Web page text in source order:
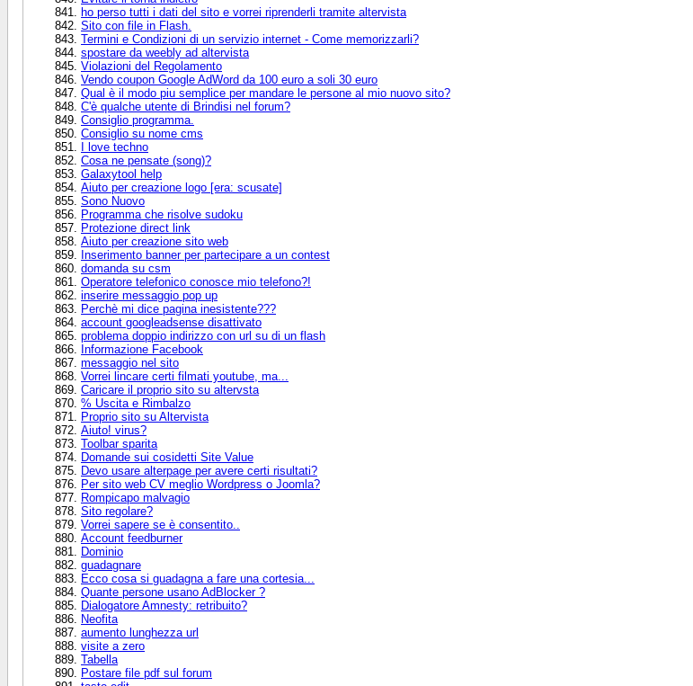
ho perso tutti i dati del sito e vorrei riprenderli tramite altervista
Sito con file in Flash.
Termini e Condizioni di un servizio internet - Come memorizzarli?
spostare da weebly ad altervista
Violazioni del Regolamento
Vendo coupon Google AdWord da 100 euro a soli 30 euro
Qual è il modo piu semplice per mandare le persone al mio nuovo sito?
C'è qualche utente di Brindisi nel forum?
Consiglio programma.
Consiglio su nome cms
I love techno
Cosa ne pensate (song)?
Galaxytool help
Aiuto per creazione logo [era: scusate]
Sono Nuovo
Programma che risolve sudoku
Protezione direct link
Aiuto per creazione sito web
Inserimento banner per partecipare a un contest
domanda su csm
Operatore telefonico conosce mio telefono?!
inserire messaggio pop up
Perchè mi dice pagina inesistente???
account googleadsense disattivato
problema doppio indirizzo con url su di un flash
Informazione Facebook
messaggio nel sito
Vorrei lincare certi filmati youtube, ma...
Caricare il proprio sito su altervsta
% Uscita e Rimbalzo
Proprio sito su Altervista
Aiuto! virus?
Toolbar sparita
Domande sui cosidetti Site Value
Devo usare alterpage per avere certi risultati?
Per sito web CV meglio Wordpress o Joomla?
Rompicapo malvagio
Sito regolare?
Vorrei sapere se è consentito..
Account feedburner
Dominio
guadagnare
Ecco cosa si guadagna a fare una cortesia...
Quante persone usano AdBlocker ?
Dialogatore Amnesty: retribuito?
Neofita
aumento lunghezza url
visite a zero
Tabella
Postare file pdf sul forum